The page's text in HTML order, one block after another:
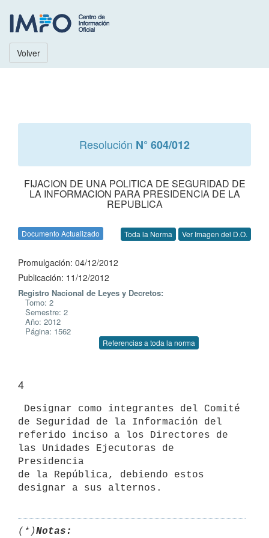
Volver
Resolución N° 604/012
FIJACION DE UNA POLITICA DE SEGURIDAD DE
LA INFORMACION PARA PRESIDENCIA DE LA
REPUBLICA
Documento Actualizado Toda la Norma Ver Imagen del D.O.
Promulgación: 04/12/2012
Publicación: 11/12/2012
Registro Nacional de Leyes y Decretos:
Tomo: 2
Semestre: 2
Año: 2012
Página: 1562
Referencias a toda la norma
4
de Seguridad de la Información del
referido inciso a los Directores de
las Unidades Ejecutoras de
Presidencia
de la República, debiendo estos
(*)Notas: